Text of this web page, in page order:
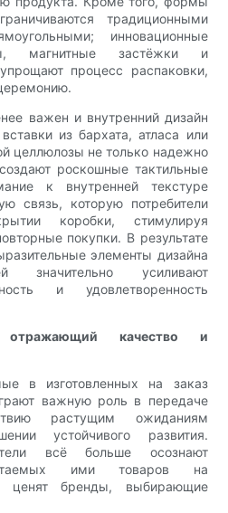
традиционными
инновационные
магнитные застёжки и
процесс распаковки,
важен и внутренний дизайн
из бархата, атласа или
целлюлозы не только надежно
роскошные тактильные
к внутренней текстуре
связь, которую потребители
коробки, стимулируя
покупки. В результате
элементы дизайна
усиливают
и удовлетворенность
отражающий качество и
в изготовленных на заказ
важную роль в передаче
растущим ожиданиям
устойчивого развития.
всё больше осознают
ими товаров на
бренды, выбирающие